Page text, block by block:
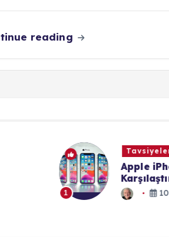
reading
Tavsiyelerim
Apple iPhone
Karşılaştırma
10 Ekim